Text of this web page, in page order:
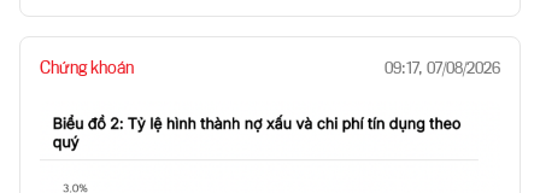
Chứng khoán 09:17, 07/08/2026